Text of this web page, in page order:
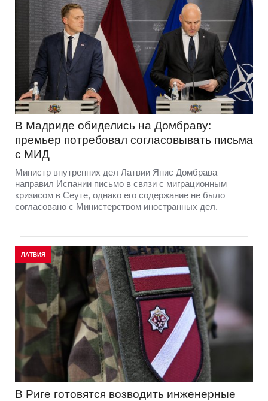
В Мадриде обиделись на Домбраву:
премьер потребовал согласовывать письма
с МИД
Министр внутренних дел Латвии Янис Домбрава
направил Испании письмо в связи с миграционным
кризисом в Сеуте, однако его содержание не было
согласовано с Министерством иностранных дел.
ЛАТВИЯ
В Риге готовятся возводить инженерные